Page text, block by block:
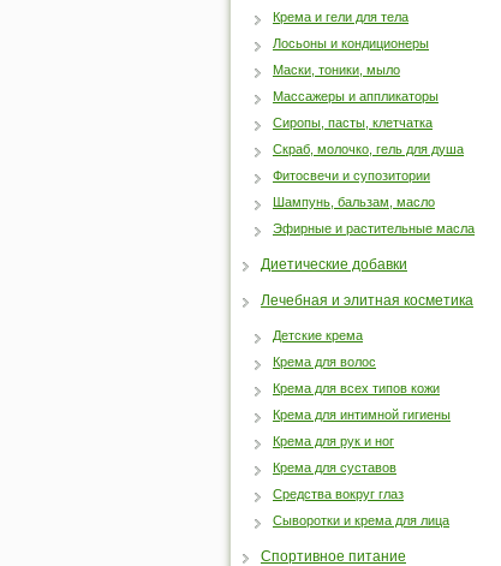
Крема и гели для тела
Лосьоны и кондиционеры
Маски, тоники, мыло
Массажеры и аппликаторы
Сиропы, пасты, клетчатка
Скраб, молочко, гель для душа
Фитосвечи и супозитории
Шампунь, бальзам, масло
Эфирные и растительные масла
Диетические добавки
Лечебная и элитная косметика
Детские крема
Крема для волос
Крема для всех типов кожи
Крема для интимной гигиены
Крема для рук и ног
Крема для суставов
Средства вокруг глаз
Сыворотки и крема для лица
Спортивное питание